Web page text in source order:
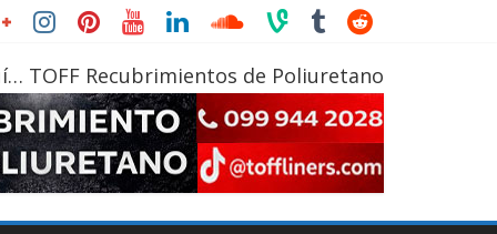
TOFF Recubrimientos de Poliuretano